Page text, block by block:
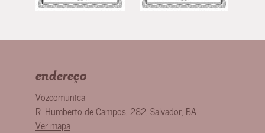
endereço
Vozcomunica
R. Humberto de Campos, 282 Salvador BA
Ver mapa